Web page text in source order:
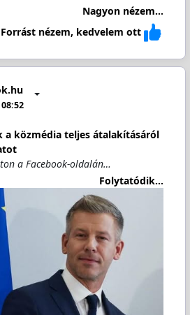
Nagyon nézem...
Forrást nézem, kedvelem ott
a közmédia teljes átalakításáról
a Facebook-oldalán…
Folytatódik...